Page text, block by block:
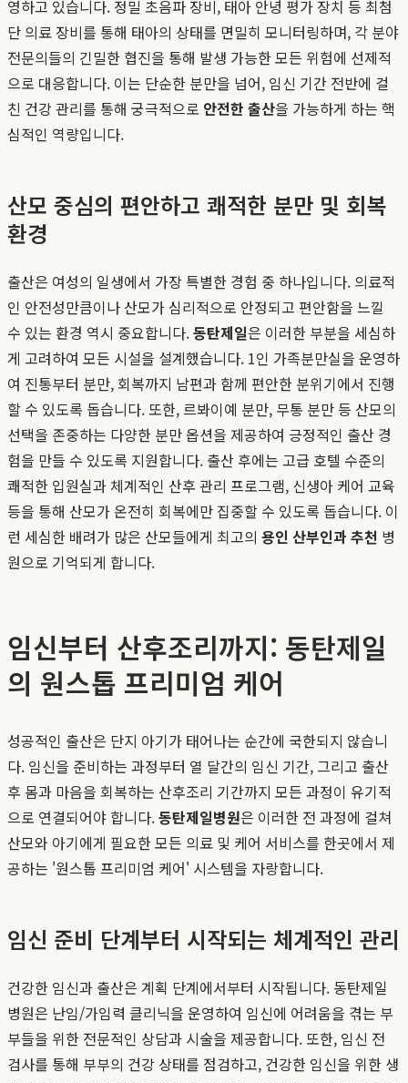
영하고 있습니다. 정밀 초음파 장비, 태아 안녕 평가 장치 등 최첨
단 의료 장비를 통해 태아의 상태를 면밀히 모니터링하며, 각 분야
전문의들의 긴밀한 협진을 통해 발생 가능한 모든 위험에 선제적
으로 대응합니다. 이는 단순한 분만을 넘어, 임신 기간 전반에 걸
친 건강 관리를 통해 궁극적으로 안전한 출산을 가능하게 하는 핵
심적인 역량입니다.
산모 중심의 편안하고 쾌적한 분만 및 회복
환경
출산은 여성의 일생에서 가장 특별한 경험 중 하나입니다. 의료적
인 안전성만큼이나 산모가 심리적으로 안정되고 편안함을 느낄
수 있는 환경 역시 중요합니다.동탄제일은 이러한 부분을 세심하
게 고려하여 모든 시설을 설계했습니다. 1인 가족분만실을 운영하
여 진통부터 분만, 회복까지 남편과 함께 편안한 분위기에서 진행
할 수 있도록 돕습니다. 또한, 르봐이예 분만, 무통 분만 등 산모의
선택을 존중하는 다양한 분만 옵션을 제공하여 긍정적인 출산 경
험을 만들 수 있도록 지원합니다. 출산 후에는 고급 호텔 수준의
쾌적한 입원실과 체계적인 산후 관리 프로그램, 신생아 케어 교육
등을 통해 산모가 온전히 회복에만 집중할 수 있도록 돕습니다. 이
런 세심한 배려가 많은 산모들에게 최고의 용인 산부인과 추천 병
원으로 기억되게 합니다.
임신부터 산후조리까지: 동탄제일
의 원스톱 프리미엄 케어
성공적인 출산은 단지 아기가 태어나는 순간에 국한되지 않습니
다. 임신을 준비하는 과정부터 열 달간의 임신 기간, 그리고 출산
후 몸과 마음을 회복하는 산후조리 기간까지 모든 과정이 유기적
으로 연결되어야 합니다.동탄제일병원은 이러한 전 과정에 걸쳐
산모와 아기에게 필요한 모든 의료 및 케어 서비스를 한곳에서 제
공하는 '원스톱 프리미엄 케어' 시스템을 자랑합니다.
임신 준비 단계부터 시작되는 체계적인 관리
건강한 임신과 출산은 계획 단계에서부터 시작됩니다. 동탄제일
병원은 난임/가임력 클리닉을 운영하여 임신에 어려움을 겪는 부
부들을 위한 전문적인 상담과 시술을 제공합니다. 또한, 임신 전
검사를 통해 부부의 건강 상태를 점검하고, 건강한 임신을 위한 생